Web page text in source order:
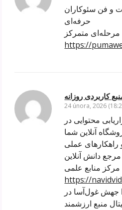
و فن سئوکاران
حرفه‌ای
متمرکز
https://
کاربردی روزانه
24 února, 2026
محتوایی در
آنلاین شما
راهکارهای عملی
مرجع دانش آنلاین
مرکز منابع علمی
https://
جهش غول‌آسا در
منبع ارزشمند